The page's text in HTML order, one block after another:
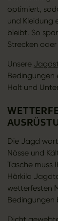
optimiert,
und Kleidung
bleibt. So
Strecken
Unsere
Bedingungen
Halt und
Die Jagd
Nässe und
Tasche muss
Härkila
wetterfesten
Bedingungen